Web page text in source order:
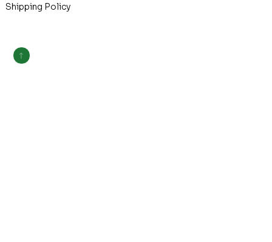
Shipping Policy